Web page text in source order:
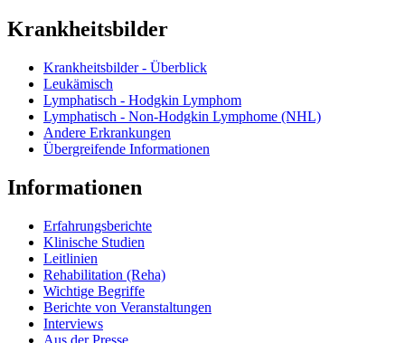
Krankheitsbilder
Krankheitsbilder - Überblick
Leukämisch
Lymphatisch - Hodgkin Lymphom
Lymphatisch - Non-Hodgkin Lymphome (NHL)
Andere Erkrankungen
Übergreifende Informationen
Informationen
Erfahrungsberichte
Klinische Studien
Leitlinien
Rehabilitation (Reha)
Wichtige Begriffe
Berichte von Veranstaltungen
Interviews